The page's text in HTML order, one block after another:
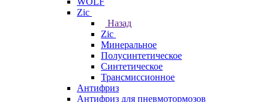
Zic
Назад
Zic
Минеральное
Полусинтетическое
Синтетическое
Трансмиссионное
Антифриз
Антифриз для пневмотормозов